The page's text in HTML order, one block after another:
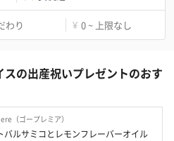
わり ¥ 0 ~ 上限なし
の出産祝いプレゼントのおす
（ゴープレミア）
バルサミコとレモンフレーバーオイル